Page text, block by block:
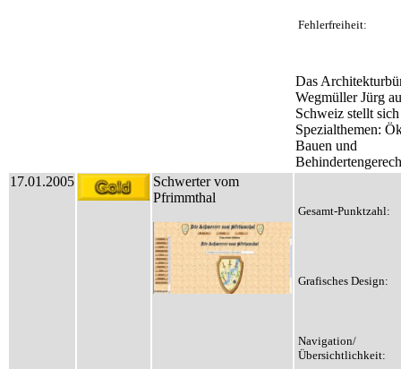
Fehlerfreiheit:
Das
Wegmüller Jürg
Schweiz stellt
Spezialthemen:
Bauen und
17.01.2005
Schwerter vom
Pfrimmthal
Gesamt-Punktzahl:
Grafisches Design:
Navigation/
Übersichtlichkeit: